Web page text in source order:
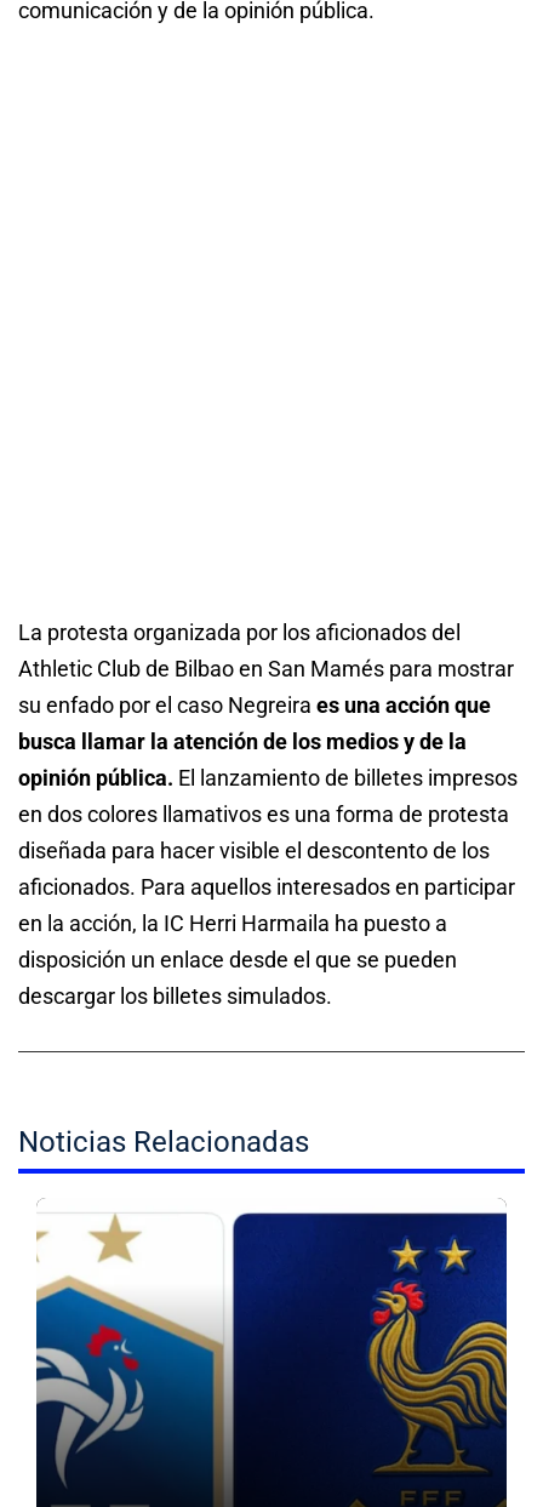
comunicación y de la opinión pública.
La protesta organizada por los aficionados del
Athletic Club de Bilbao en San Mamés para mostrar
su enfado por el caso Negreira es una acción que
busca llamar la atención de los medios y de la
opinión pública. El lanzamiento de billetes impresos
en dos colores llamativos es una forma de protesta
diseñada para hacer visible el descontento de los
aficionados. Para aquellos interesados en participar
en la acción, la IC Herri Harmaila ha puesto a
disposición un enlace desde el que se pueden
descargar los billetes simulados.
Noticias Relacionadas